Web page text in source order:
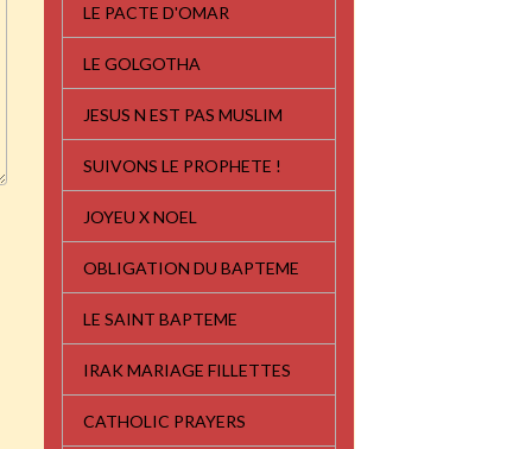
LE PACTE D'OMAR
LE GOLGOTHA
JESUS N EST PAS MUSLIM
SUIVONS LE PROPHETE !
JOYEU X NOEL
OBLIGATION DU BAPTEME
LE SAINT BAPTEME
IRAK MARIAGE FILLETTES
CATHOLIC PRAYERS